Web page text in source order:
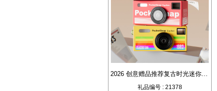
2026 创意赠品推荐复古时光迷你摄录相机：掌心中的底片美学，企业定制首选
礼品编号 : 21378